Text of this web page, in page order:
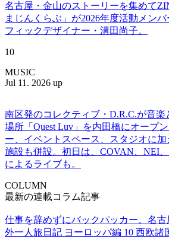
名古屋・金山のストーリーを集めて
まじんくらぶ」が2026年度活動メン
フィックデザイナー・溝田尚子。
10
MUSIC
Jul 11. 2026 up
南区発のコレクティブ・D.R.C.が⾳楽
場所「Quest Luv」を内田橋にオープ
ー、イベントスペース、スタジオに
施設も併設。初日は、COVAN、NEI、
によるライブも。
COLUMN
最新の連載コラム記事
仕事を辞めずにバックパッカー。名
外一人旅日記 ヨーロッパ編 10 西欧諸